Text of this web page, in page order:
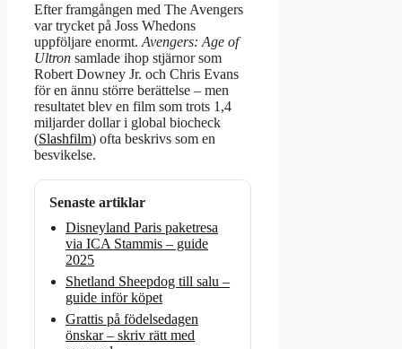
Efter framgången med The Avengers
var trycket på Joss Whedons
uppföljare enormt. Avengers: Age of
Ultron samlade ihop stjärnor som
Robert Downey Jr. och Chris Evans
för en ännu större berättelse – men
resultatet blev en film som trots 1,4
miljarder dollar i global biocheck
(Slashfilm) ofta beskrivs som en
besvikelse.
Senaste artiklar
Disneyland Paris paketresa
via ICA Stammis – guide
2025
Shetland Sheepdog till salu –
guide inför köpet
Grattis på födelsedagen
önskar – skriv rätt med